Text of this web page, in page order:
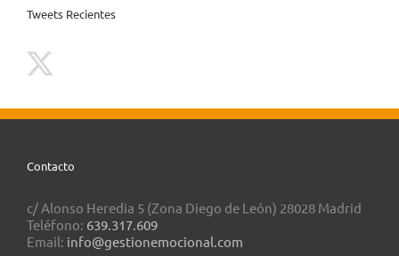
Tweets Recientes
Contacto
c/ Alonso Heredia 5 (Zona Diego de León) 28028 Madrid
Teléfono: 639.317.609
Email: info@gestionemocional.com